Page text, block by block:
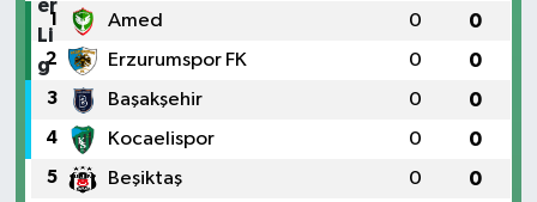
1 Amed 0 0
2 Erzurumspor FK 0 0
3 Başakşehir 0 0
4 Kocaelispor 0 0
5 Beşiktaş 0 0